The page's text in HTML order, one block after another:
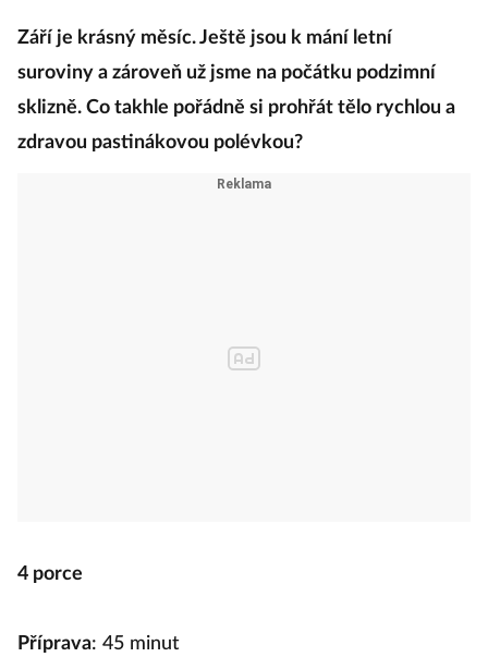
Září je krásný měsíc. Ještě jsou k mání letní
suroviny a zároveň už jsme na počátku podzimní
sklizně. Co takhle pořádně si prohřát tělo rychlou a
zdravou pastinákovou polévkou?
4 porce
Příprava: 45 minut